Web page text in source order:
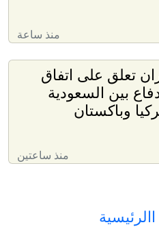
منذ ساعة
تعلق على اتفاق
بين السعودية
وباكستان
منذ ساعتين